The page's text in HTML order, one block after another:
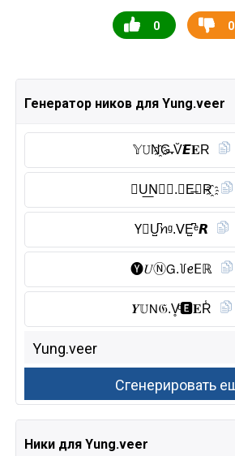
0 0
Генератор ников для Yung.veer
𝕐𝚄N҈G̶.V̆̈𝙀𝐄R
🅨︎U͟N⃠𝙶.🅅E̶𝕰R҈
Y⃠U̺͆ꪀᵍ.ᐯE̺͆ᵉ𝙍
🅨︎𝑈Ⓝ︎𝖦.꒦ꫀ𝖤ℝ
𝒀𝕌𝖭𝔊.V̥ͦ🅴︎𝐄R̾
Ники для Yung.veer